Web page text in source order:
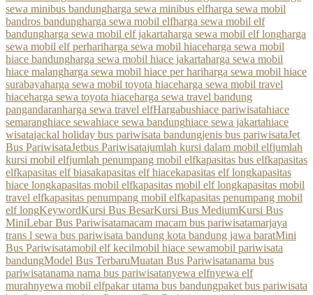
sewa minibus bandungharga sewa minibus elfharga sewa mobil
bandros bandungharga sewa mobil elfharga sewa mobil elf
bandungharga sewa mobil elf jakartaharga sewa mobil elf longharga
sewa mobil elf perhariharga sewa mobil hiaceharga sewa mobil
hiace bandungharga sewa mobil hiace jakartaharga sewa mobil
hiace malangharga sewa mobil hiace per hariharga sewa mobil hiace
surabayaharga sewa mobil toyota hiaceharga sewa mobil travel
hiaceharga sewa toyota hiaceharga sewa travel bandung
pangandaranharga sewa travel elfHargabushiace pariwisatahiace
semaranghiace sewahiace sewa bandunghiace sewa jakartahiace
wisatajackal holiday bus pariwisata bandungjenis bus pariwisataJet
Bus PariwisataJetbus Pariwisatajumlah kursi dalam mobil elfjumlah
kursi mobil elfjumlah penumpang mobil elfkapasitas bus elfkapasitas
elfkapasitas elf biasakapasitas elf hiacekapasitas elf longkapasitas
hiace longkapasitas mobil elfkapasitas mobil elf longkapasitas mobil
travel elfkapasitas penumpang mobil elfkapasitas penumpang mobil
elf longKeywordKursi Bus BesarKursi Bus MediumKursi Bus
MiniLebar Bus Pariwisatamacam macam bus pariwisatamarjaya
trans l sewa bus pariwisata bandung kota bandung jawa baratMini
Bus Pariwisatamobil elf kecilmobil hiace sewamobil pariwisata
bandungModel Bus TerbaruMuatan Bus Pariwisatanama bus
pariwisatanama nama bus pariwisatanyewa elfnyewa elf
murahnyewa mobil elfpakar utama bus bandungpaket bus pariwisata